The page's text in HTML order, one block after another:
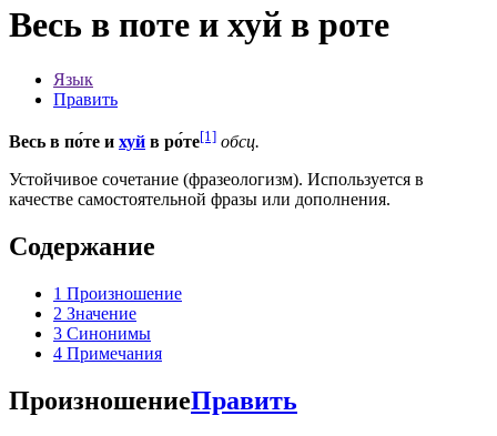
Весь в поте и хуй в роте
Язык
Править
Весь в по́те и хуй в ро́те[1] обсц.
Устойчивое сочетание (фразеологизм). Используется в
качестве самостоятельной фразы или дополнения.
Содержание
1 Произношение
2 Значение
3 Синонимы
4 Примечания
ПроизношениеПравить